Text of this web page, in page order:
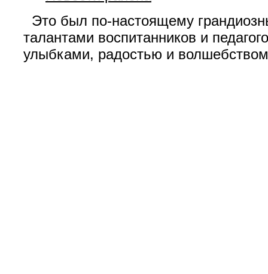
Это был по-настоящему
талантами воспитанников и
улыбками, радостью и